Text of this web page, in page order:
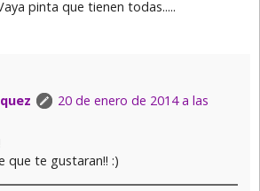
pinta que tienen todas.....
20 de enero de 2014 a las
que te gustaran!! :)